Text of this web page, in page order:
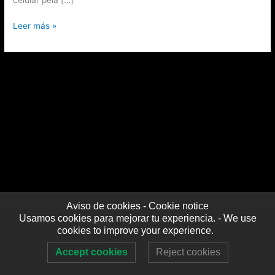
Leer más »
Copyright © YouFORMi 2026
Aviso de cookies - Cookie notice
Usamos cookies para mejorar tu experiencia. - We use
cookies to improve your experience.
Accept cookies Reject cookies